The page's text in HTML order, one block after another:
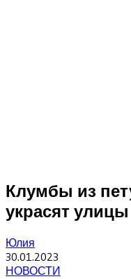
Клумбы из
украсят
Юлия
30.01.2023
НОВОСТИ